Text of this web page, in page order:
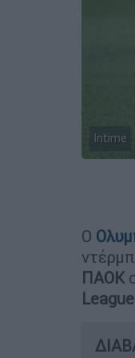
Intime
Ο
ΠΑΟΚ
League